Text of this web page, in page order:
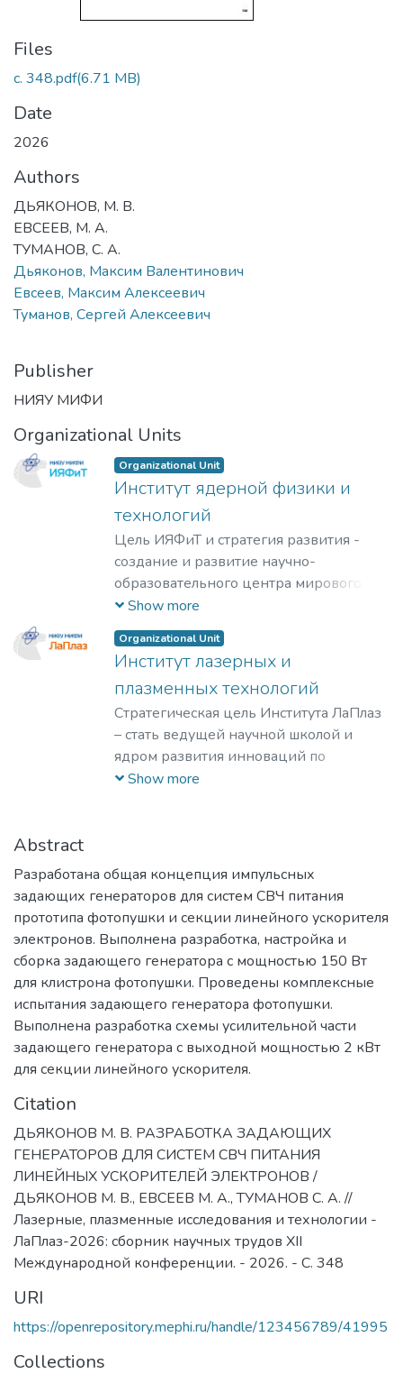
Files
с. 348.pdf(6.71 MB)
Date
2026
Authors
ДЬЯКОНОВ, М. В.
ЕВСЕЕВ, М. А.
ТУМАНОВ, С. А.
Дьяконов, Максим Валентинович
Евсеев, Максим Алексеевич
Туманов, Сергей Алексеевич
Publisher
НИЯУ МИФИ
Organizational Units
Organizational Unit
Институт ядерной физики и
технологий
Цель ИЯФиТ и стратегия развития -
создание и развитие научно-
образовательного центра мирового
уровня в области ядерной физики и
технологий, радиационного
материаловедения, физики
элементарных частиц, астрофизики и
космофизики.
Show more
Organizational Unit
Институт лазерных и
плазменных технологий
Стратегическая цель Института ЛаПлаз
– стать ведущей научной школой и
ядром развития инноваций по
лазерным, плазменным, радиационным
российском и мировом рынке
образовательных услуг.
Show more
Abstract
Разработана общая концепция импульсных
задающих генераторов для систем СВЧ питания
прототипа фотопушки и секции линейного ускорителя
электронов. Выполнена разработка, настройка и
сборка задающего генератора с мощностью 150 Вт
для клистрона фотопушки. Проведены комплексные
испытания задающего генератора фотопушки.
Выполнена разработка схемы усилительной части
задающего генератора с выходной мощностью 2 кВт
для секции линейного ускорителя.
Citation
ДЬЯКОНОВ М. В. РАЗРАБОТКА ЗАДАЮЩИХ
ГЕНЕРАТОРОВ ДЛЯ СИСТЕМ СВЧ ПИТАНИЯ
ЛИНЕЙНЫХ УСКОРИТЕЛЕЙ ЭЛЕКТРОНОВ /
ДЬЯКОНОВ М. В., ЕВСЕЕВ М. А., ТУМАНОВ С. А. //
Лазерные, плазменные исследования и технологии -
ЛаПлаз-2026: сборник научных трудов XII
Международной конференции. - 2026. - С. 348
URI
https://openrepository.mephi.ru/handle/123456789/41995
Collections